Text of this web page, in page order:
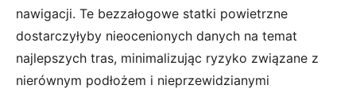
nawigacji. Te bezzałogowe statki powietrzne
dostarczyłyby nieocenionych danych na temat
najlepszych tras, minimalizując ryzyko związane z
nierównym podłożem i nieprzewidzianymi